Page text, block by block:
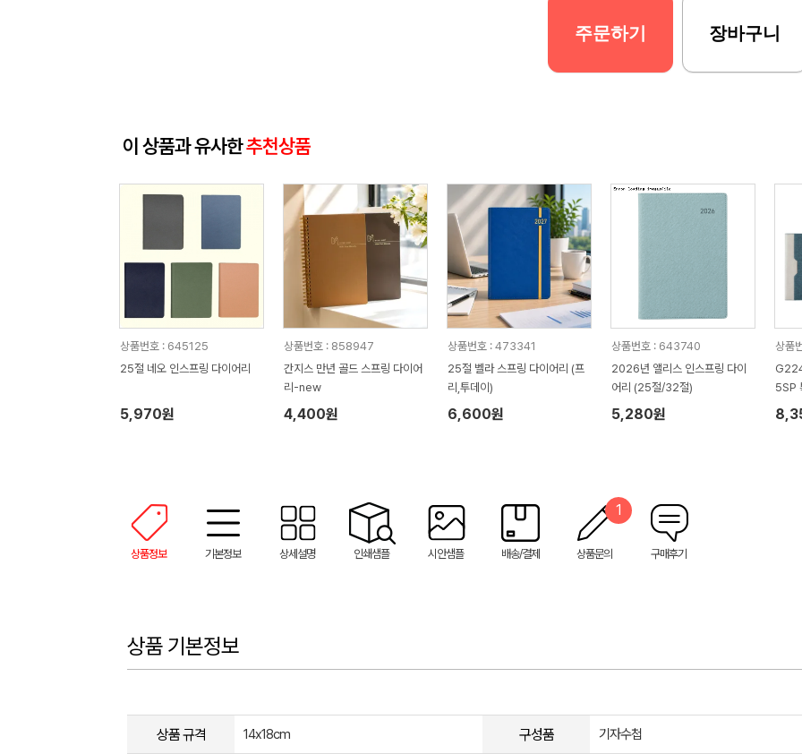
주문하기 장바구니
이 상품과 유사한추천상품
상품번호 : 645125
25절 네오 인스프링 다이어리
5,970원
상품번호 : 858947
간지스 만년 골드 스프링 다이어
리-new
4,400원
상품번호 : 473341
25절 벨라 스프링 다이어리 (프
리,투데이)
6,600원
상품번호 : 643740
2026년 앨리스 인스프링 다이
어리 (25절/32절)
5,280원
상품
5SP
절/
상품정보 기본정보 상세설명 인쇄샘플 시안샘플 배송/결제 상품문의
1
구매후기
상품 기본정보
상품 규격 14x18cm 구성품 기자수첩